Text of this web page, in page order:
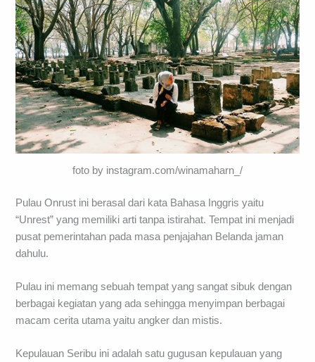
foto by instagram.com/winamaharn_/
Pulau Onrust ini berasal dari kata Bahasa Inggris yaitu
“Unrest” yang memiliki arti tanpa istirahat. Tempat ini menjadi
pusat pemerintahan pada masa penjajahan Belanda jaman
dahulu.
Pulau ini memang sebuah tempat yang sangat sibuk dengan
berbagai kegiatan yang ada sehingga menyimpan berbagai
macam cerita utama yaitu angker dan mistis.
Kepulauan Seribu ini adalah satu gugusan kepulauan yang